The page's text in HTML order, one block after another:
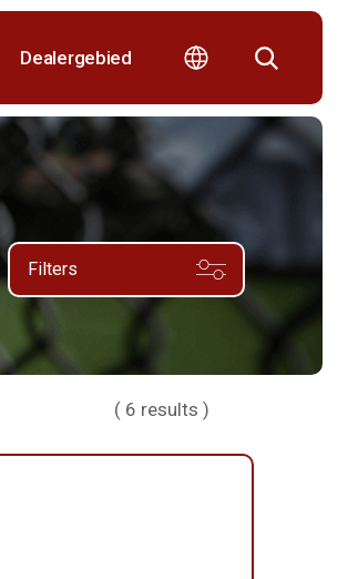
Dealergebied
Filters
( 6 results )